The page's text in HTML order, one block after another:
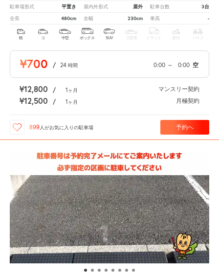
駐車場形式 平置き 屋内外形式 屋外 駐車台数 3台
全長 480cm 全幅 230cm 車高 -
軽 コ 中型 ボックス SUV 大型車 トラック 原付 バイク
¥700 / 24 時間 0:00 ～ 0:00 空
¥12,800 / 1ヶ月 マンスリー契約
¥12,500 / 1ヶ月 月極契約
899人がお気に入りの駐車場 予約へ